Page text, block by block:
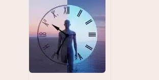
savoir